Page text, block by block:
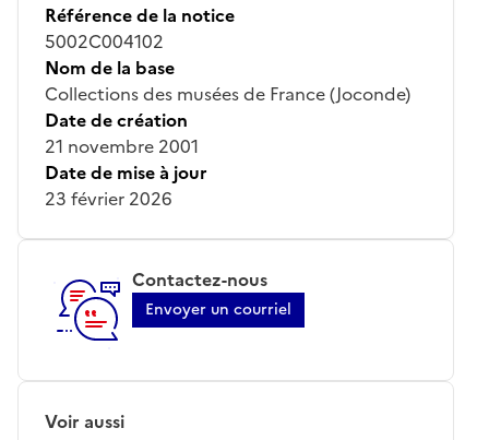
Référence de la notice
5002C004102
Nom de la base
Collections des musées de France (Joconde)
Date de création
21 novembre 2001
Date de mise à jour
23 février 2026
Contactez-nous
Envoyer un courriel
Voir aussi